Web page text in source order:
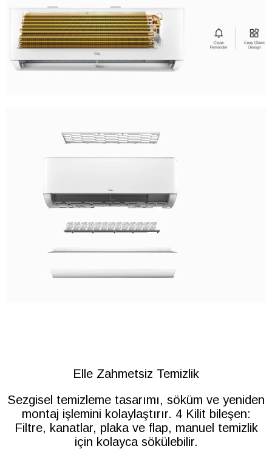
Elle Zahmetsiz Temizlik
Sezgisel temizleme tasarımı, söküm ve yeniden
montaj işlemini kolaylaştırır. 4 Kilit bileşen:
Filtre, kanatlar, plaka ve flap, manuel temizlik
için kolayca sökülebilir.